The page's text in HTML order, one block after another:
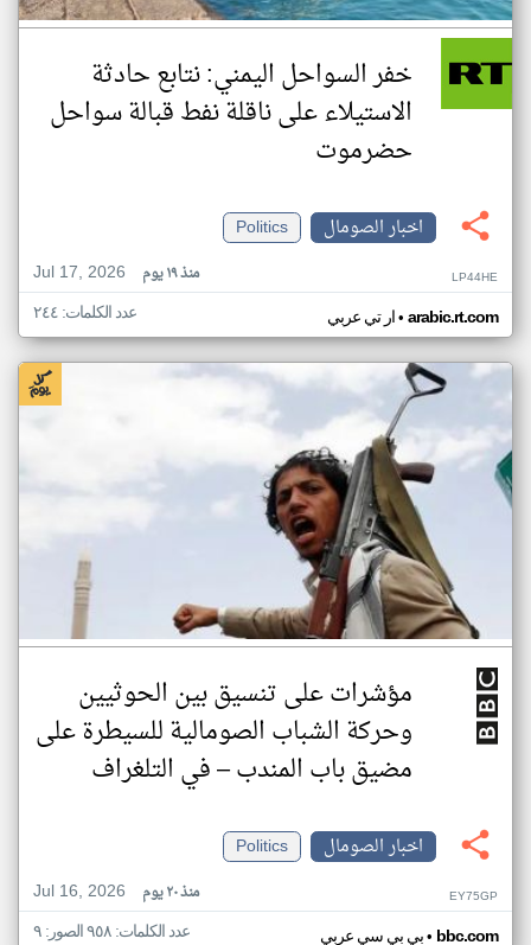
خفر السواحل اليمني: نتابع حادثة
الاستيلاء على ناقلة نفط قبالة سواحل
حضرموت
اخبار الصومال
Politics
Jul 17, 2026
منذ ١٩ يوم LP44HE
ار تي عربي• arabic.rt.com عدد الكلمات: ٢٤٤
مؤشرات على تنسيق بين الحوثيين
وحركة الشباب الصومالية للسيطرة على
مضيق باب المندب – في التلغراف
اخبار الصومال
Politics
Jul 16, 2026
منذ ٢٠ يوم EY75GP
بي بي سي عربي• bbc.com عدد الكلمات: ٩٥٨ الصور: ٩